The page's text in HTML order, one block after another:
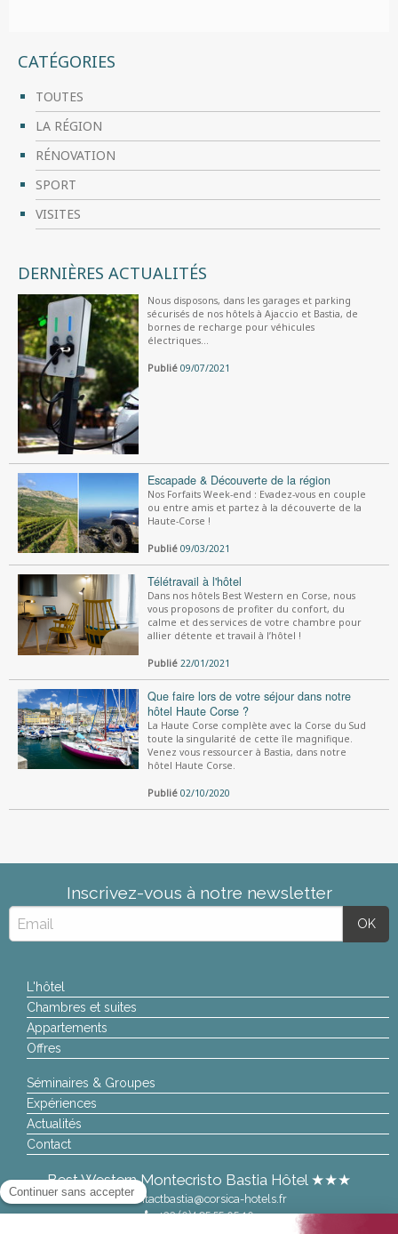
CATÉGORIES
TOUTES
LA RÉGION
RÉNOVATION
SPORT
VISITES
DERNIÈRES ACTUALITÉS
Nous disposons, dans les garages et parking
sécurisés de nos hôtels à Ajaccio et Bastia, de
bornes de recharge pour véhicules
électriques...
Publié 09/07/2021
Escapade & Découverte de la région
Nos Forfaits Week-end : Evadez-vous en couple
ou entre amis et partez à la découverte de la
Haute-Corse !
Publié 09/03/2021
Télétravail à l'hôtel
Dans nos hôtels Best Western en Corse, nous
vous proposons de profiter du confort, du
calme et des services de votre chambre pour
allier détente et travail à l’hôtel !
Publié 22/01/2021
Que faire lors de votre séjour dans notre
hôtel Haute Corse ?
La Haute Corse complète avec la Corse du Sud
toute la singularité de cette île magnifique.
Venez vous ressourcer à Bastia, dans notre
hôtel Haute Corse.
Publié 02/10/2020
Inscrivez-vous à notre newsletter
L'hôtel
Chambres et suites
Appartements
Offres
Séminaires & Groupes
Expériences
Actualités
Contact
Best Western Montecristo Bastia Hôtel ★★★
contactbastia@corsica-hotels.fr
+33 (0)4 95 55 05 10